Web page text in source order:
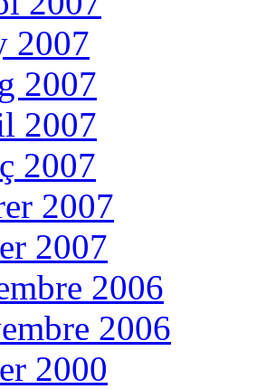
2007
2007
2007
2007
2007
2007
2006
2006
2000